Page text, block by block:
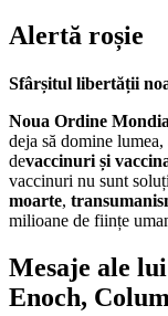
Alertă roșie
Sfârșitul libertății
Noua Ordine
deja să domine lumea,
devaccinuri și
vaccinuri nu sunt
moarte,
milioane de ființe
Mesaje ale
Enoch,